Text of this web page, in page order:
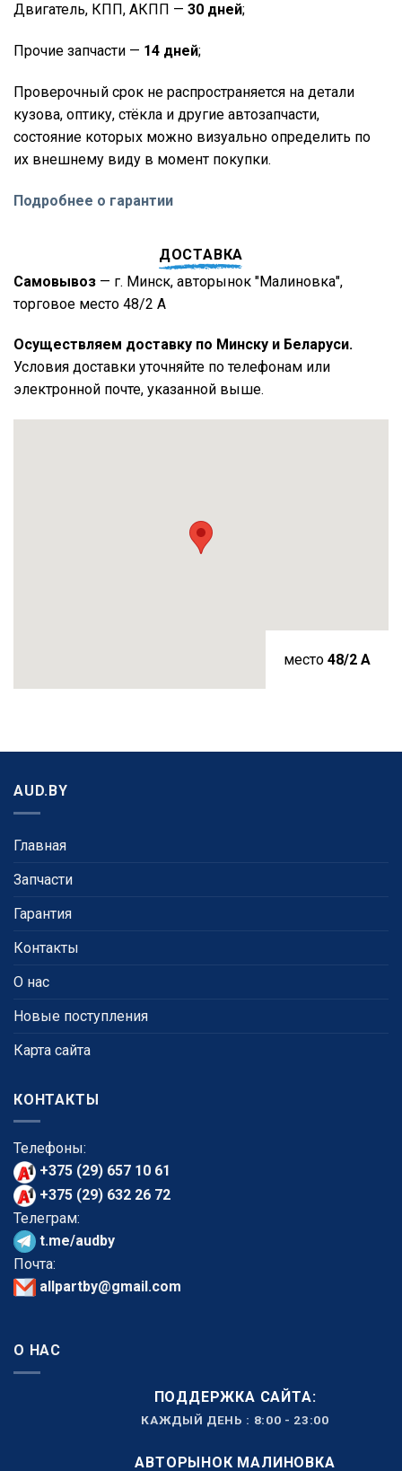
Двигатель, КПП, АКПП — 30 дней;
Прочие запчасти — 14 дней;
Проверочный срок не распространяется на детали
кузова, оптику, стёкла и другие автозапчасти,
состояние которых можно визуально определить по
их внешнему виду в момент покупки.
Подробнее о гарантии
ДОСТАВКА
Самовывоз — г. Минск, авторынок "Малиновка",
торговое место 48/2 А
Осуществляем доставку по Минску и Беларуси.
Условия доставки уточняйте по телефонам или
электронной почте, указанной выше.
место 48/2 A
AUD.BY
Главная
Запчасти
Гарантия
Контакты
О нас
Новые поступления
Карта сайта
КОНТАКТЫ
Телефоны:
+375 (29) 657 10 61
+375 (29) 632 26 72
Телеграм:
t.me/audby
Почта:
allpartby@gmail.com
О НАС
ПОДДЕРЖКА САЙТА:
КАЖДЫЙ ДЕНЬ : 8:00 - 23:00
АВТОРЫНОК МАЛИНОВКА